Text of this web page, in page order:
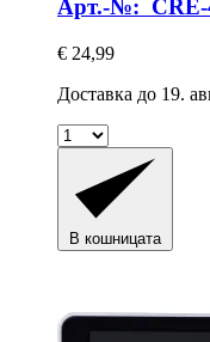
Арт.-№: CRE-
€ 24,99
Доставка до 19.
В кошницата